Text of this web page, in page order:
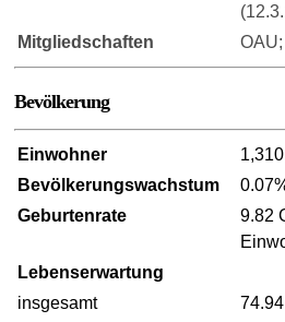
Mitgliedschaften
Bevölkerung
Einwohner
Bevölkerungswachstum
Geburtenrate
9.82
Lebenserwartung
insgesamt